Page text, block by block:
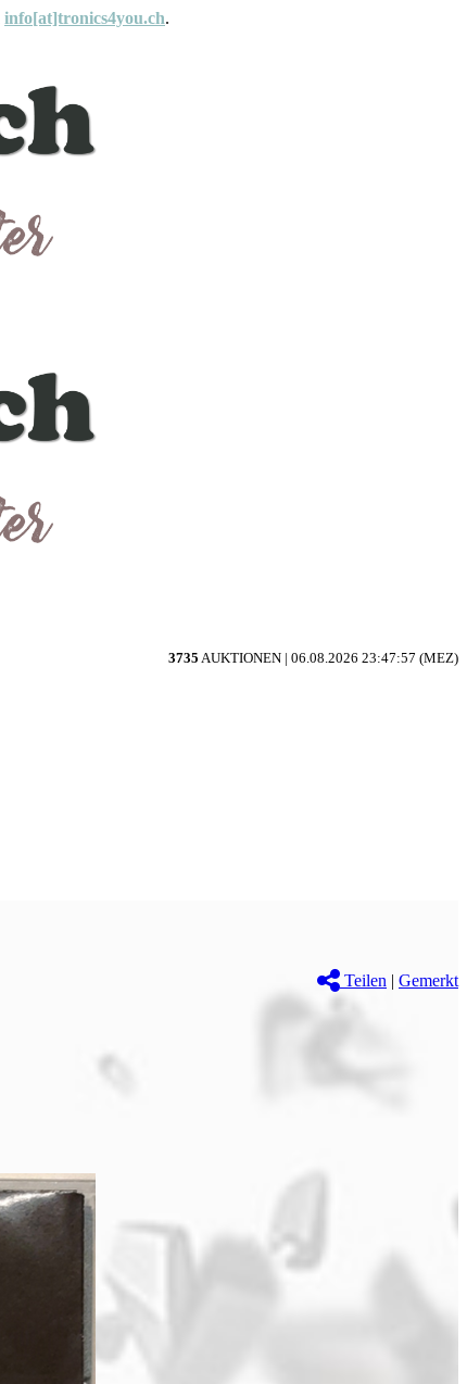
info[at]tronics4you.ch.
3735 AUKTIONEN | 06.08.2026 23:47:57 (MEZ)
Teilen | Gemerkt